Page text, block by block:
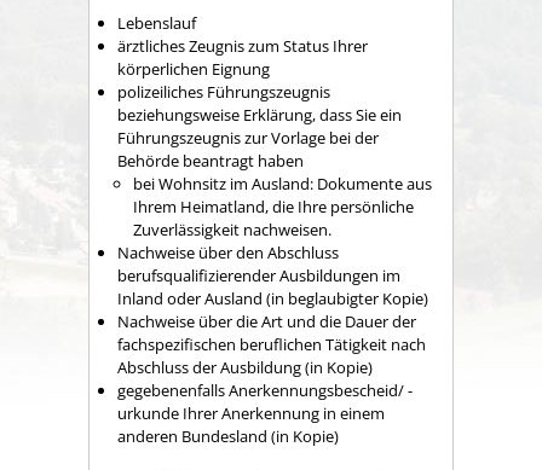
Lebenslauf
ärztliches Zeugnis zum Status Ihrer
körperlichen Eignung
polizeiliches Führungszeugnis
beziehungsweise Erklärung, dass Sie ein
Führungszeugnis zur Vorlage bei der
Behörde beantragt haben
bei Wohnsitz im Ausland: Dokumente aus
Ihrem Heimatland, die Ihre persönliche
Zuverlässigkeit nachweisen.
Nachweise über den Abschluss
berufsqualifizierender Ausbildungen im
Inland oder Ausland (in beglaubigter Kopie)
Nachweise über die Art und die Dauer der
fachspezifischen beruflichen Tätigkeit nach
Abschluss der Ausbildung (in Kopie)
gegebenenfalls Anerkennungsbescheid/ -
urkunde Ihrer Anerkennung in einem
anderen Bundesland (in Kopie)